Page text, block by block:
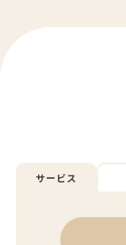
サービス